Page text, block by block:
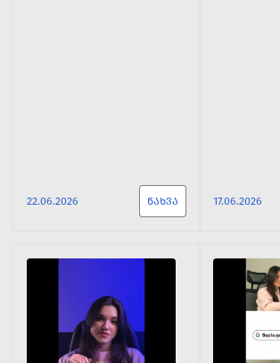
22.06.2026 ᲜᲐᲮᲕᲐ 17.06.2026